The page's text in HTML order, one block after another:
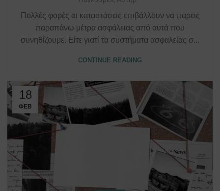
Πολλές φορές οι καταστάσεις επιβάλλουν να πάρεις
παραπάνω μέτρα ασφάλειας από αυτά που
συνηθίζουμε. Είτε γιατί τα συστήματα ασφαλείας σ...
CONTINUE READING
18
ΦΕΒ